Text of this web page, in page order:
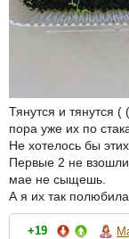
Тянутся и тянутся
пора уже их по
Не хотелось бы
Первые 2 не
мае не сыщешь.
А я их так
+19